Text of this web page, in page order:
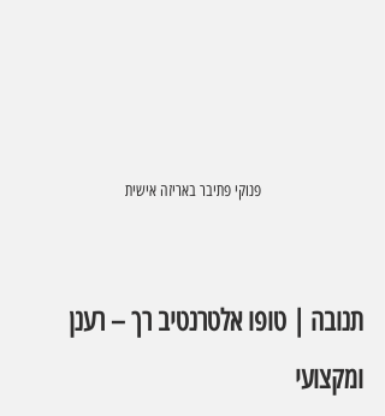
פנוקי פתיבר באריזה אישית
תנובה | טופו אלטרנטיב רך – רענן
ומקצועי